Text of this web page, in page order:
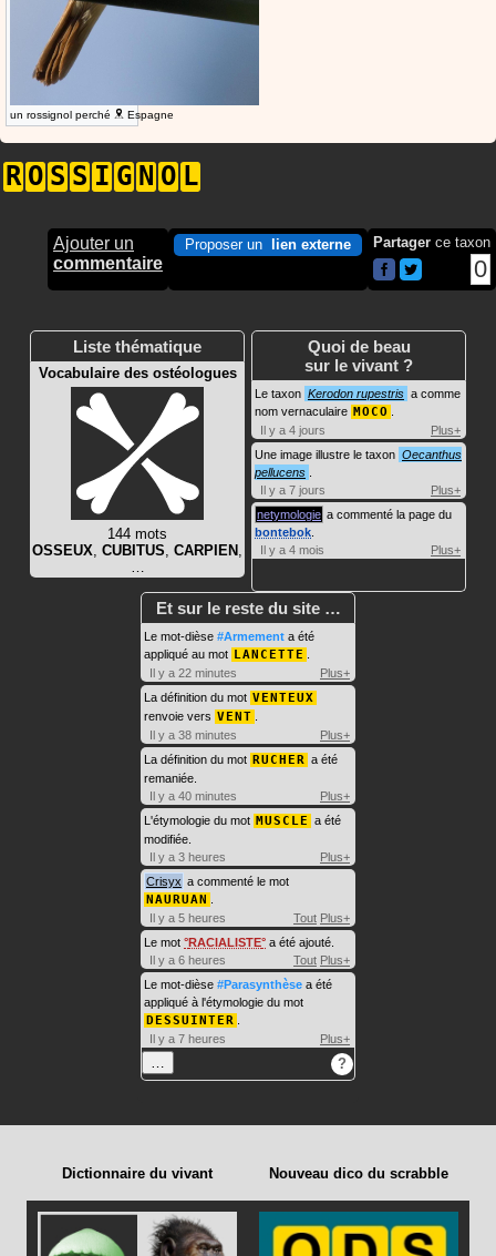
un rossignol perché Espagne
R O S S I G N O L
Ajouter un
commentaire
Proposer un lien externe Partager ce taxon
0
Liste thématique
Vocabulaire des ostéologues
144 mots
OSSEUX, CUBITUS, CARPIEN ,
…
Quoi de beau
sur le vivant ?
Le taxon Kerodon rupestris a comme
nom vernaculaire MOCO
Il y a 4 jours
Plus+
Une image illustre le taxon Oecanthus
pellucens
Il y a 7 jours
Plus+
netymologie a commenté la page du
bontebok
Il y a 4 mois
Plus+
Et sur le reste du site …
Le mot-dièse #Armement a été
appliqué au mot LANCETTE
Il y a 22 minutes
Plus+
La définition du mot VENTEUX
renvoie vers VENT
Il y a 38 minutes
Plus+
La définition du mot RUCHER a été
remaniée.
Il y a 40 minutes
Plus+
L'étymologie du mot MUSCLE a été
modifiée.
Il y a 3 heures
Plus+
Crisyx a commenté le mot
NAURUAN
Il y a 5 heures
Tout Plus+
Le mot RACIALISTE a été ajouté.
Il y a 6 heures
Tout Plus+
Le mot-dièse #Parasynthèse a été
appliqué à l'étymologie du mot
DESSUINTER
Il y a 7 heures
Plus+
… ?
Dictionnaire du vivant Nouveau dico du scrabble